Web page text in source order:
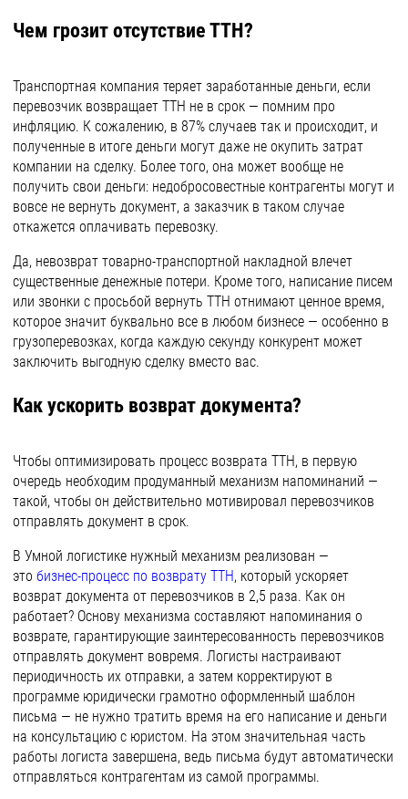
Чем грозит отсутствие ТТН?
Транспортная компания теряет заработанные деньги, если
перевозчик возвращает ТТН не в срок — помним про
инфляцию. К сожалению, в 87% случаев так и происходит, и
полученные в итоге деньги могут даже не окупить затрат
компании на сделку. Более того, она может вообще не
получить свои деньги: недобросовестные контрагенты могут и
вовсе не вернуть документ, а заказчик в таком случае
откажется оплачивать перевозку.
Да, невозврат товарно-транспортной накладной влечет
существенные денежные потери. Кроме того, написание писем
или звонки с просьбой вернуть ТТН отнимают ценное время,
которое значит буквально все в любом бизнесе — особенно в
грузоперевозках, когда каждую секунду конкурент может
заключить выгодную сделку вместо вас.
Как ускорить возврат документа?
Чтобы оптимизировать процесс возврата ТТН, в первую
очередь необходим продуманный механизм напоминаний —
такой, чтобы он действительно мотивировал перевозчиков
отправлять документ в срок.
В Умной логистике нужный механизм реализован —
это бизнес-процесс по возврату ТТН, который ускоряет
возврат документа от перевозчиков в 2,5 раза. Как он
работает? Основу механизма составляют напоминания о
возврате, гарантирующие заинтересованность перевозчиков
отправлять документ вовремя. Логисты настраивают
периодичность их отправки, а затем корректируют в
программе юридически грамотно оформленный шаблон
письма — не нужно тратить время на его написание и деньги
на консультацию с юристом. На этом значительная часть
работы логиста завершена, ведь письма будут автоматически
отправляться контрагентам из самой программы.